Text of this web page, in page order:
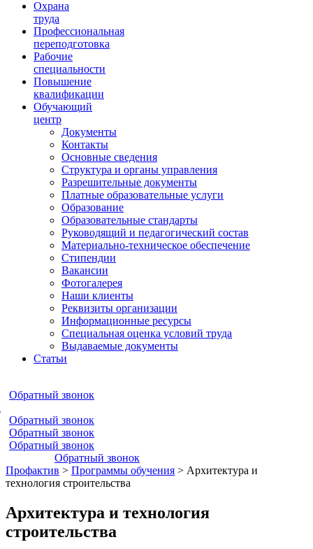
Ориентир охраны труда
Охрана
труда
Профессиональная
переподготовка
Рабочие
специальности
Повышение
квалификации
Обучающий
центр
Документы
Контакты
Основные сведения
Структура и органы управления
Разрешительные документы
Платные образовательные услуги
Образование
Образовательные стандарты
Руководящий и педагогический состав
Материально-техническое обеспечение
Стипендии
Вакансии
Фотогалерея
Наши клиенты
Реквизиты организации
Информационные ресурсы
Специальная оценка условий труда
Выдаваемые документы
Статьи
Обратный звонок
Обратный звонок
Обратный звонок
Обратный звонок
Обратный звонок
Профактив > Программы обучения > Архитектура и
технология строительства
Архитектура и технология
строительства